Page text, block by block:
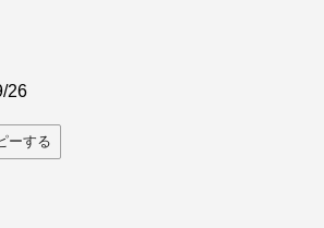
26
ーする